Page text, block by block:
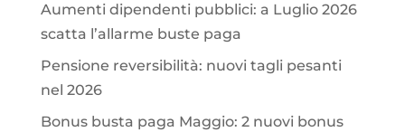
Aumenti dipendenti pubblici: a Luglio 2026
scatta l’allarme buste paga
Pensione reversibilità: nuovi tagli pesanti
nel 2026
Bonus busta paga Maggio: 2 nuovi bonus